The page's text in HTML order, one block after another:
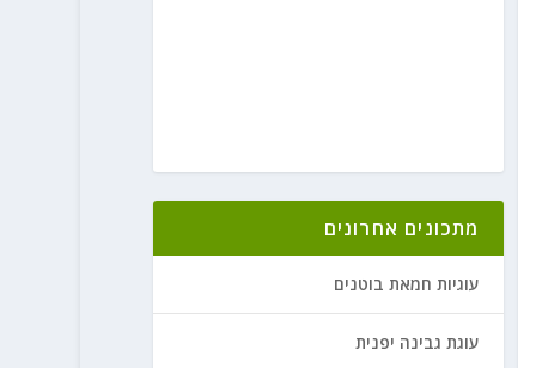
מתכונים אחרונים
עוגיות חמאת בוטנים
עוגת גבינה יפנית